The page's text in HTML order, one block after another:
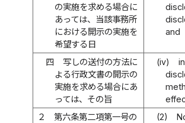
の実施を求める場合に
あっては、当該事務所
における開示の実施を
希望する日
and
四
写しの送付の方法に
よる行政文書の開示の
実施を求める場合にあ
っては、その旨
(iv)
２
第六条第二項第一号の
(2)